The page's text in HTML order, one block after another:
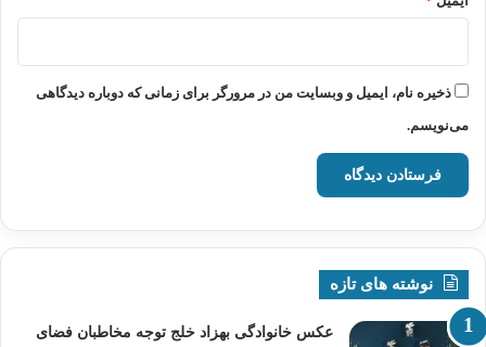
ذخیره نام، ایمیل و وبسایت من در مرورگر برای زمانی که دوباره دیدگاهی
می‌نویسم.
نوشته های تازه
عکس خانوادگی بهزاد خلج توجه مخاطبان فضای